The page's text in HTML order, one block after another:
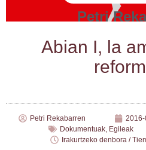
Petri
Abian I, la
Petri Rekabarren
Dokumentuak, Egileak
Irakurtzeko denbora /